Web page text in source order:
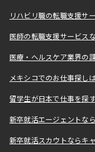
リハビリ職の転職支援サ
医師の転職支援サービス
医療・ヘルスケア業界の
メキシコでのお仕事探し
留学生が日本で仕事を探
新卒就活エージェントな
新卒就活スカウトならキ